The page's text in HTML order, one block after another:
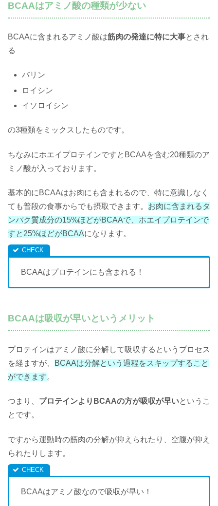
BCAAはアミノ酸の種類が少ない
BCAAに含まれるアミノ酸は筋肉の発達に特に大事とされ
る
バリン
ロイシン
イソロイシン
の3種類をミックスしたものです。
ちなみにホエイプロテインですとBCAAを含む20種類のア
ミノ酸が入っております。
基本的にBCAAはお肉にも含まれるので、特に意識しなく
ても普段の食事からでも摂取できます。 お肉に含まれるタ
ンパク質成分の15%ほどがBCAAで、ホエイプロテインで
すと25%ほどがBCAAになります。
BCAAはプロテインにも含まれる！
BCAAは吸収が早いというメリット
プロテインはアミノ酸に分解して吸収するというプロセス
を経ますが、
BCAAは分解という過程をスキップすること
ができます。
つまり、 プロテインよりBCAAの方が吸収が早いというこ
とです。
ですから運動時の筋肉の分解が抑えられたり、空腹が抑え
られたりします。
BCAAはアミノ酸なので吸収が早い！